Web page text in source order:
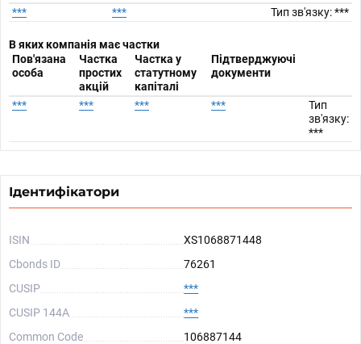
*** *** Тип зв'язку: ***
В яких компанія має частки
Пов'язана
особа
Частка
простих
акцій
Частка у
статутному
капіталі
Підтверджуючі
документи
*** *** *** ***
Тип
зв'язку:
***
Ідентифікатори
ISIN
XS1068871448
Cbonds ID
76261
CUSIP
***
CUSIP 144A
***
Common Code
106887144